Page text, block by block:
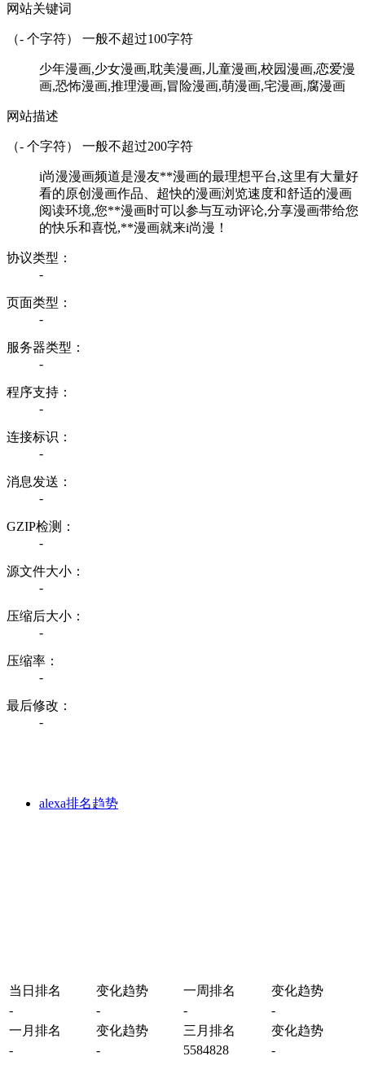
网站关键词
（- 个字符） 一般不超过100字符
少年漫画,少女漫画,耽美漫画,儿童漫画,校园漫画,恋爱漫
画,恐怖漫画,推理漫画,冒险漫画,萌漫画,宅漫画,腐漫画
网站描述
（- 个字符） 一般不超过200字符
i尚漫漫画频道是漫友**漫画的最理想平台,这里有大量好
看的原创漫画作品、超快的漫画浏览速度和舒适的漫画
阅读环境,您**漫画时可以参与互动评论,分享漫画带给您
的快乐和喜悦,**漫画就来i尚漫！
协议类型：
-
页面类型：
-
服务器类型：
-
程序支持：
-
连接标识：
-
消息发送：
-
GZIP检测：
-
源文件大小：
-
压缩后大小：
-
压缩率：
-
最后修改：
-
alexa排名趋势
当日排名 变化趋势 一周排名
变化趋势
-
- -
-
一月排名
变化趋势 三月排名
变化趋势
-
- 5584828 -